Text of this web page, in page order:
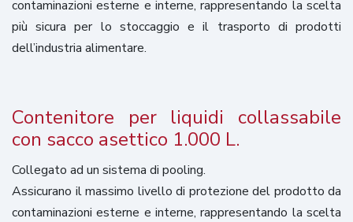
contaminazioni esterne e interne, rappresentando la scelta
più sicura per lo stoccaggio e il trasporto di prodotti
dell’industria alimentare.
Contenitore per liquidi collassabile
con sacco asettico 1.000 L.
Collegato ad un sistema di pooling.
Assicurano il massimo livello di protezione del prodotto da
contaminazioni esterne e interne, rappresentando la scelta